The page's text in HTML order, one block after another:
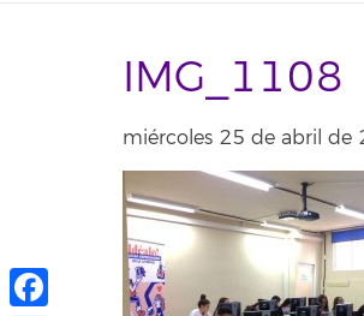
IMG_1108
miércoles 25 de abril de